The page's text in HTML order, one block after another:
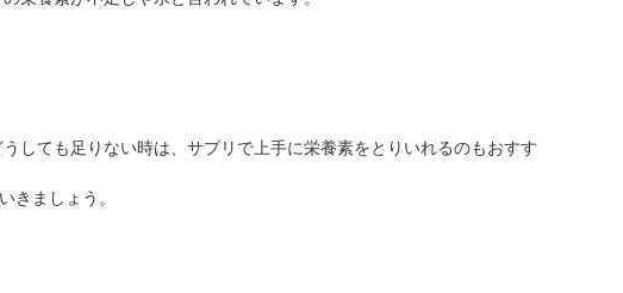
しても足りない時は、サプリで上手に栄養素をとりいれるのもおすす
きましょう。